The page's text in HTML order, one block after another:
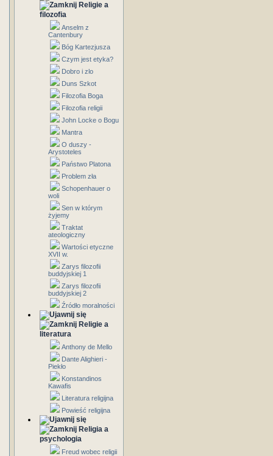
Religie a
filozofia
Anselm z
Cantenbury
Bóg Kartezjusza
Czym jest etyka?
Dobro i zlo
Duns Szkot
Filozofia Boga
Filozofia religii
John Locke o Bogu
Mantra
O duszy -
Arystoteles
Państwo Platona
Problem zła
Schopenhauer o
woli
Sen w którym
żyjemy
Traktat
ateologiczny
Wartości etyczne
XVII w.
Zarys filozofii
buddyjskiej 1
Zarys filozofii
buddyjskiej 2
Źródło moralności
Religie a
literatura
Anthony de Mello
Dante Alighieri -
Piekło
Konstandinos
Kawafis
Literatura religijna
Powieść religijna
Religia a
psychologia
Freud wobec religii